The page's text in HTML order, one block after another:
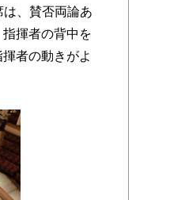
、賛否両論あ
揮者の背中を
者の動きがよ